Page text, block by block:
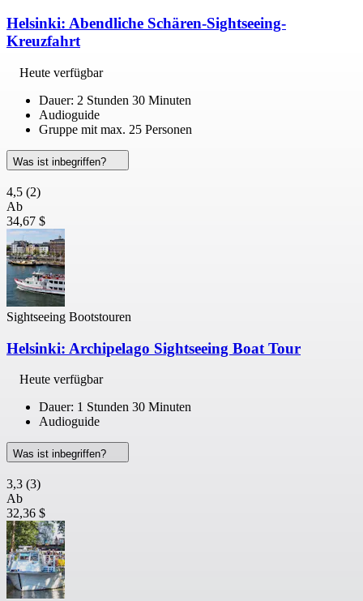
Helsinki: Abendliche Schären-Sightseeing-
Kreuzfahrt
Heute verfügbar
Dauer: 2 Stunden 30 Minuten
Audioguide
Gruppe mit max. 25 Personen
Was ist inbegriffen?
4,5 (2)
Ab
34,67 $
Sightseeing Bootstouren
Helsinki: Archipelago Sightseeing Boat Tour
Heute verfügbar
Dauer: 1 Stunden 30 Minuten
Audioguide
Was ist inbegriffen?
3,3 (3)
Ab
32,36 $